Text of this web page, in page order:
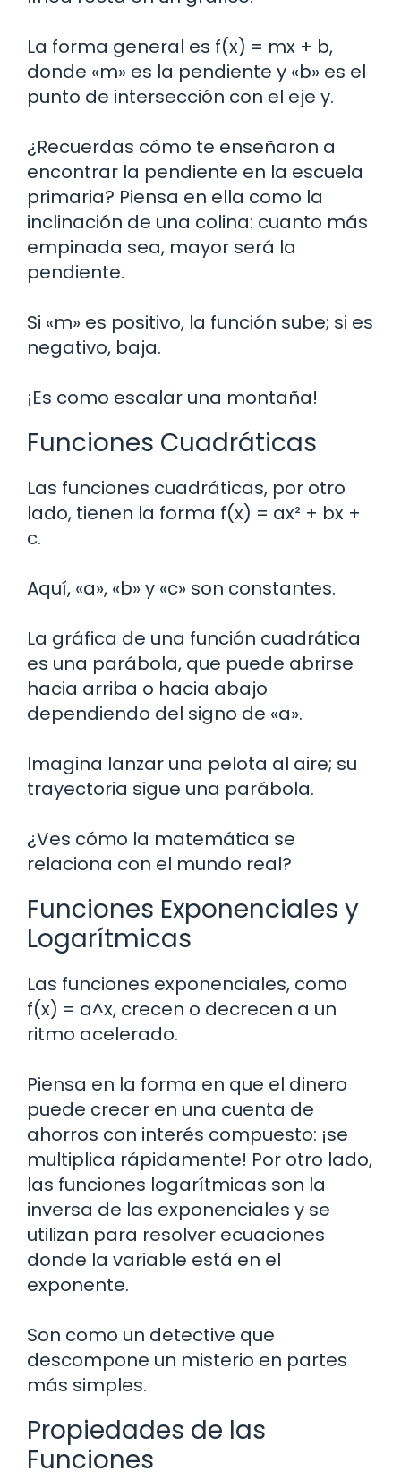
La forma general es f(x) = mx + b,
donde «m» es la pendiente y «b» es el
punto de intersección con el eje y.
¿Recuerdas cómo te enseñaron a
encontrar la pendiente en la escuela
primaria? Piensa en ella como la
inclinación de una colina: cuanto más
empinada sea, mayor será la
pendiente.
Si «m» es positivo, la función sube; si es
negativo, baja.
¡Es como escalar una montaña!
Funciones Cuadráticas
Las funciones cuadráticas, por otro
lado, tienen la forma f(x) = ax² + bx +
c.
Aquí, «a», «b» y «c» son constantes.
La gráfica de una función cuadrática
es una parábola, que puede abrirse
hacia arriba o hacia abajo
dependiendo del signo de «a».
Imagina lanzar una pelota al aire; su
trayectoria sigue una parábola.
¿Ves cómo la matemática se
relaciona con el mundo real?
Funciones Exponenciales y
Logarítmicas
Las funciones exponenciales, como
f(x) = a^x, crecen o decrecen a un
ritmo acelerado.
Piensa en la forma en que el dinero
puede crecer en una cuenta de
ahorros con interés compuesto: ¡se
multiplica rápidamente! Por otro lado,
las funciones logarítmicas son la
inversa de las exponenciales y se
utilizan para resolver ecuaciones
donde la variable está en el
exponente.
Son como un detective que
descompone un misterio en partes
más simples.
Propiedades de las
Funciones